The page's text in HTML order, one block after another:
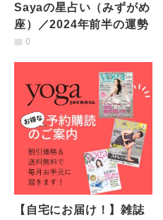
Sayaの星占い（みずがめ
座）／2024年前半の運勢
0
【自宅にお届け！】雑誌